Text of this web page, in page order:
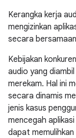
Kerangka kerja
mengizinkan
secara
Kebijakan
audio yang
merekam. Hal ini
secara dinamis
jenis kasus
mencegah
dapat